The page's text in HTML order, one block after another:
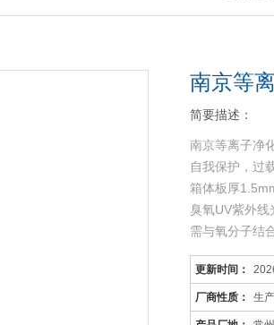
南京等
简要描述：
南京等离子净
自我保护，过
箱体板厚
臭氧UV紫外线
需与氧分子结
更新时间：
厂商性质： 生